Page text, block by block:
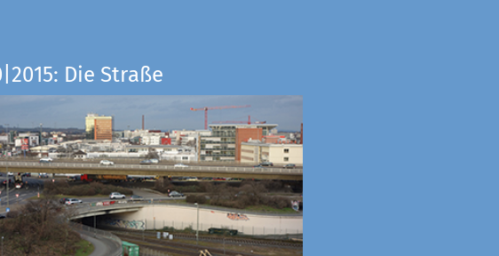
Die Straße